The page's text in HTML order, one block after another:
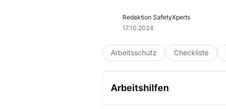
Redaktion SafetyXperts
17.10.2024
Arbeitsschutz Checkliste
Arbeitshilfen